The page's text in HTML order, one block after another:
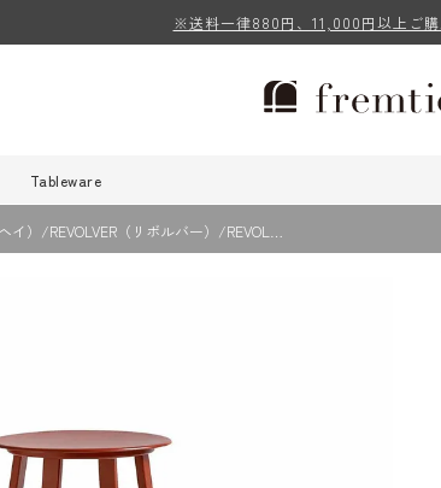
※送料一律880円、11,000円以上ご
Tableware
イ）/REVOLVER（リボルバー）/REVOL…